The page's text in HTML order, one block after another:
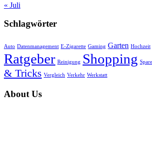
« Juli
Schlagwörter
Auto Datenmanagement E-Zigarette Gaming Garten Hochzeit
Ratgeber Reinigung Shopping
& Tricks Vergleich Verkehr Werkstatt
About Us